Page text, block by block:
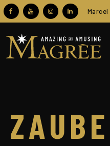
Zum
Inhalt
springen